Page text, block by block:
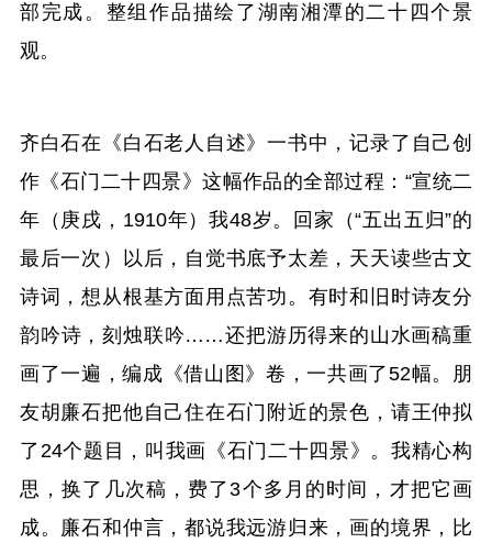
部完成。整组作品描绘了湖南湘潭的二十四个景
观。
齐白石在《白石老人自述》一书中，记录了自己创
作《石门二十四景》这幅作品的全部过程：“宣统二
年（庚戌，1910年）我48岁。回家（“五出五归”的
最后一次）以后，自觉书底予太差，天天读些古文
诗词，想从根基方面用点苦功。有时和旧时诗友分
韵吟诗，刻烛联吟……还把游历得来的山水画稿重
画了一遍，编成《借山图》卷，一共画了52幅。朋
友胡廉石把他自己住在石门附近的景色，请王仲拟
了24个题目，叫我画《石门二十四景》。我精心构
思，换了几次稿，费了3个多月的时间，才把它画
成。廉石和仲言，都说我远游归来，画的境界，比